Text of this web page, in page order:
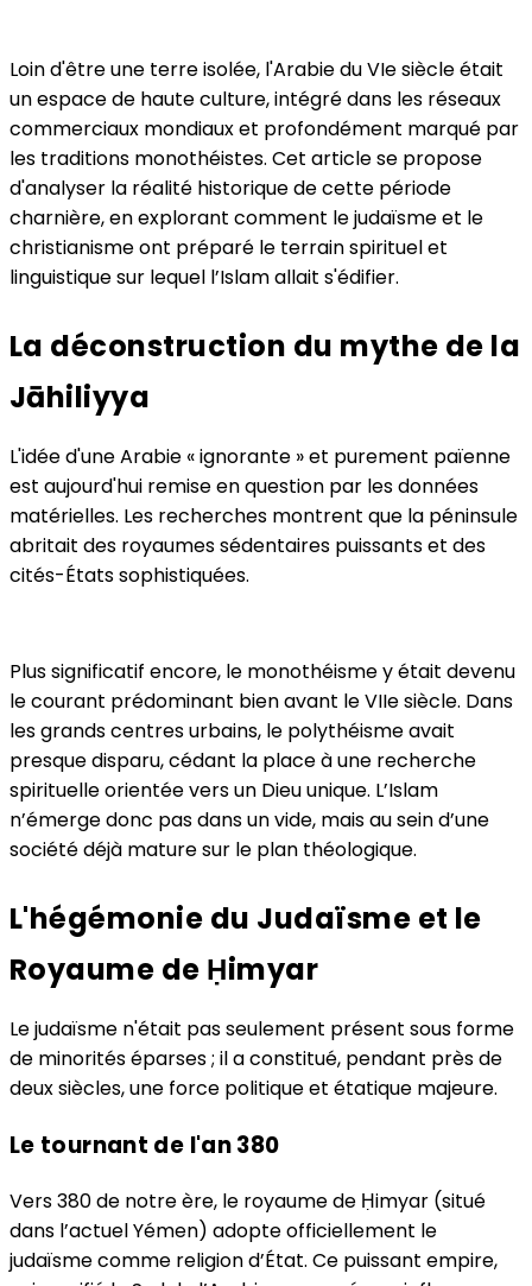
Loin d'être une terre isolée, l'Arabie du VIe siècle était
un espace de haute culture, intégré dans les réseaux
commerciaux mondiaux et profondément marqué par
les traditions monothéistes. Cet article se propose
d'analyser la réalité historique de cette période
charnière, en explorant comment le judaïsme et le
christianisme ont préparé le terrain spirituel et
linguistique sur lequel l’Islam allait s'édifier.
La déconstruction du mythe de la
Jāhiliyya
L'idée d'une Arabie « ignorante » et purement païenne
est aujourd'hui remise en question par les données
matérielles. Les recherches montrent que la péninsule
abritait des royaumes sédentaires puissants et des
cités-États sophistiquées.
Plus significatif encore, le monothéisme y était devenu
le courant prédominant bien avant le VIIe siècle. Dans
les grands centres urbains, le polythéisme avait
presque disparu, cédant la place à une recherche
spirituelle orientée vers un Dieu unique. L’Islam
n’émerge donc pas dans un vide, mais au sein d’une
société déjà mature sur le plan théologique.
L'hégémonie du Judaïsme et le
Royaume de Ḥimyar
Le judaïsme n'était pas seulement présent sous forme
de minorités éparses ; il a constitué, pendant près de
deux siècles, une force politique et étatique majeure.
Le tournant de l'an 380
Vers 380 de notre ère, le royaume de Ḥimyar (situé
dans l’actuel Yémen) adopte officiellement le
judaïsme comme religion d’État. Ce puissant empire,